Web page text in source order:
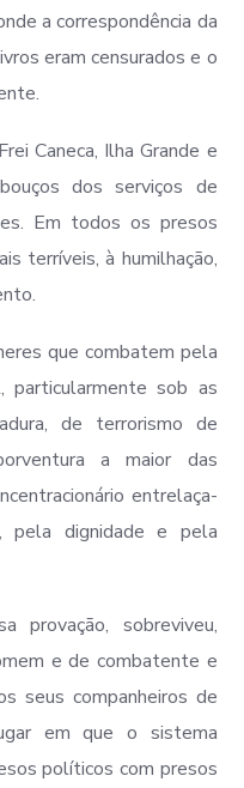
a correspondência da
eram censurados e o
Caneca, Ilha Grande e
dos serviços de
Em todos os presos
terríveis, à humilhação,
que combatem pela
particularmente sob as
de terrorismo de
a maior das
entrelaça-
pela dignidade e pela
provação, sobreviveu,
e de combatente e
seus companheiros de
em que o sistema
políticos com presos